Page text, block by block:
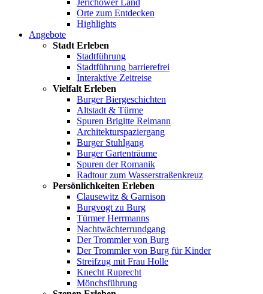
Jerichower Land
Orte zum Entdecken
Highlights
Angebote
Stadt Erleben
Stadtführung
Stadtführung barrierefrei
Interaktive Zeitreise
Vielfalt Erleben
Burger Biergeschichten
Altstadt & Türme
Spuren Brigitte Reimann
Architekturspaziergang
Burger Stuhlgang
Burger Gartenträume
Spuren der Romanik
Radtour zum Wasserstraßenkreuz
Persönlichkeiten Erleben
Clausewitz & Garnison
Burgvogt zu Burg
Türmer Herrmanns
Nachtwächterrundgang
Der Trommler von Burg
Der Trommler von Burg für Kinder
Streifzug mit Frau Holle
Knecht Ruprecht
Mönchsführung